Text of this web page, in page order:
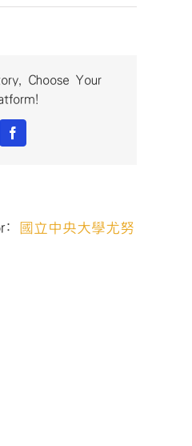
會
Choose Your
Facebook
國立中央大學尤努